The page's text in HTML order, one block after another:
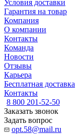
Условия доставки
Гарантия на товар
Компания
О компании
Контакты
Команда
Новости
Отзывы
Карьера
Бесплатная доставка
Контакты
8 800 201-52-50
Заказать звонок
Задать вопрос
opt.58@mail.ru